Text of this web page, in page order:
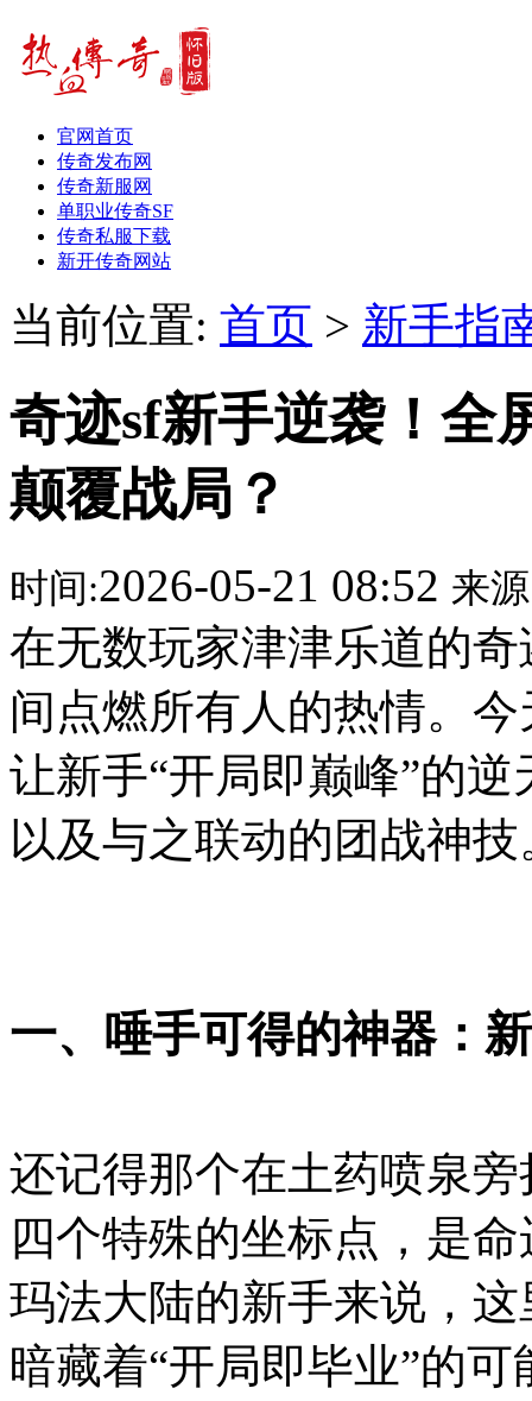
官网首页
传奇发布网
传奇新服网
单职业传奇SF
传奇私服下载
新开传奇网站
当前位置: 首页 > 新手指
奇迹sf新手逆袭！全
颠覆战局？
时间:2026-05-21 08:52 来
在无数玩家津津乐道的
间点燃所有人的热情。
让新手“开局即巅峰”的
以及与之联动的团战神技
一、唾手可得的神器：
还记得那个在土药喷泉
四个特殊的坐标点，是
玛法大陆的新手来说，
暗藏着“开局即毕业”的